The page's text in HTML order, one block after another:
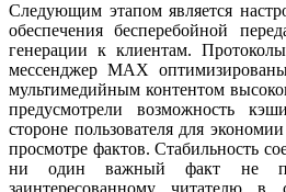
Следующим этапом является
обеспечения бесперебойной
генерации к клиентам.
мессенджер MAX
мультимедийным контентом
предусмотрели возможность
стороне пользователя для
просмотре фактов. Стабильность
ни один важный факт не